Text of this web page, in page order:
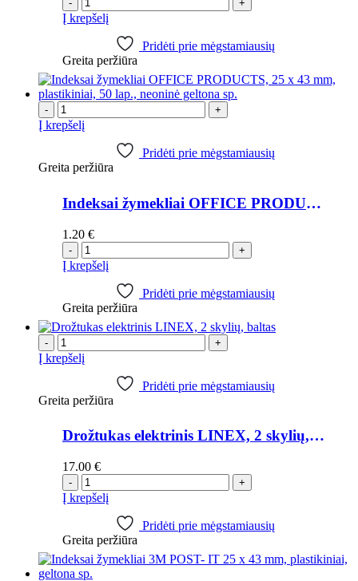
- +
Į krepšelį
Pridėti prie mėgstamiausių
Greita peržiūra
- +
Į krepšelį
Pridėti prie mėgstamiausių
Greita peržiūra
Indeksai žymekliai OFFICE PRODUCTS, 25 x 43 mm, plastikiniai, 50 lap., neoninė geltona sp.
1.20 €
- +
Į krepšelį
Pridėti prie mėgstamiausių
Greita peržiūra
- +
Į krepšelį
Pridėti prie mėgstamiausių
Greita peržiūra
Drožtukas elektrinis LINEX, 2 skylių, baltas
17.00 €
- +
Į krepšelį
Pridėti prie mėgstamiausių
Greita peržiūra